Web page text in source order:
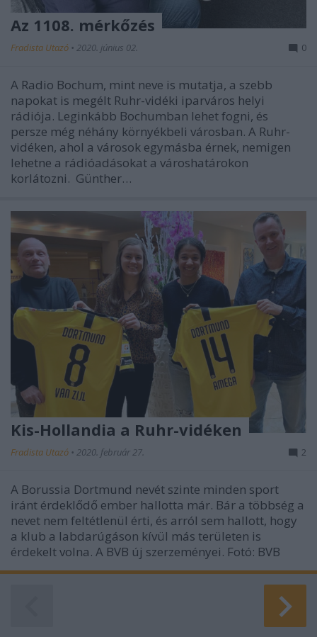
Az 1108. mérkőzés
Fradista Utazó • 2020. június 02. 0
A Radio Bochum, mint neve is mutatja, a szebb
napokat is megélt Ruhr-vidéki iparváros helyi
rádiója. Leginkább Bochumban lehet fogni, és
persze még néhány környékbeli városban. A Ruhr-
vidéken, ahol a városok egymásba érnek, nemigen
lehetne a rádióadásokat a városhatárokon
korlátozni. Günther…
Kis-Hollandia a Ruhr-vidéken
Fradista Utazó • 2020. február 27. 2
A Borussia Dortmund nevét szinte minden sport
iránt érdeklődő ember hallotta már. Bár a többség a
nevet nem feltétlenül érti, és arról sem hallott, hogy
a klub a labdarúgáson kívül más területen is
érdekelt volna. A BVB új szerzeményei. Fotó: BVB